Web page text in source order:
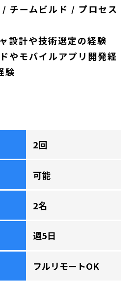
/ チームビルド / プロセス
設計や技術選定の経験
やモバイルアプリ開発経
験
2回
可能
2名
週5日
フルリモートOK